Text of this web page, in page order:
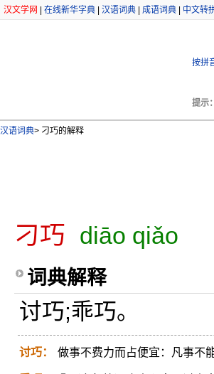
汉文学网 在线新华字典 汉语词典 成语词典 中文转
按拼
提示：
汉语词典> 刁巧的解释
刁巧 diāo qiǎo
词典解释
讨巧;乖巧。
讨巧： 做事不费力而占便宜：凡事不